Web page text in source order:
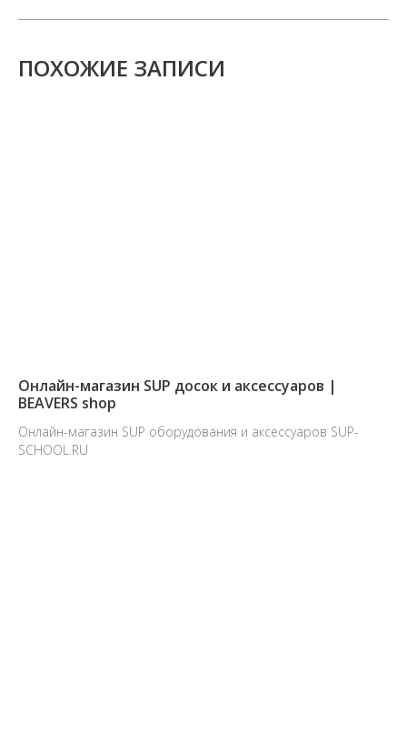
ПОХОЖИЕ ЗАПИСИ
Онлайн-магазин SUP досок и аксессуаров |
BEAVERS shop
Онлайн-магазин SUP оборудования и аксессуаров SUP-
SCHOOL.RU